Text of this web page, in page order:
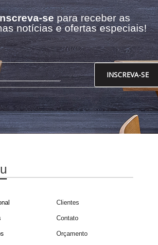
separa receber as
notícias e ofertas especiais!
INSCREVA-SE
Clientes
Contato
Orçamento